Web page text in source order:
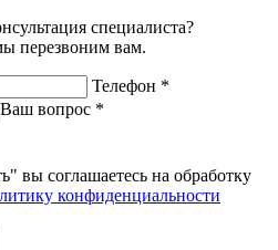
специалиста?
перезвоним вам.
Телефон *
Ваш вопрос *
вы соглашаетесь на обработку
конфиденциальности